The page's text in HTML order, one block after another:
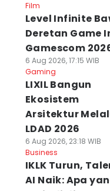
Film
Level Infinite
Deretan Game
Gamescom
6 Aug 2026, 17:15 WIB
Gaming
LIXIL Bangun
Ekosistem
Arsitektur
LDAD 2026
6 Aug 2026, 23:18 WIB
Business
IKLK Turun,
AI Naik: Apa